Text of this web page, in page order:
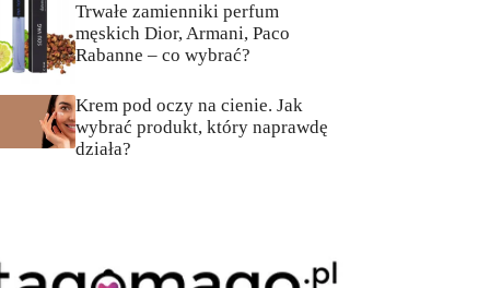
Trwałe zamienniki perfum
męskich Dior, Armani, Paco
Rabanne – co wybrać?
Krem pod oczy na cienie. Jak
wybrać produkt, który naprawdę
działa?